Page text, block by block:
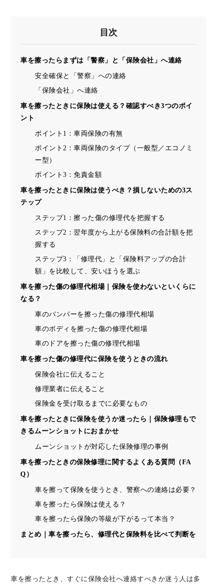
目次
車を擦ったらまずは「警察」と「保険会社」へ連絡
安全確保と「警察」への連絡
「保険会社」へ連絡
車を擦ったときに保険は使える？確認すべき3つのポイ
ント
ポイント1：車両保険の有無
ポイント2：車両保険のタイプ（一般型／エコノミ
ー型）
ポイント3：免責金額
車を擦ったときに保険は使うべき？損しないための3ス
テップ
ステップ1：擦った傷の修理代を把握する
ステップ2：翌年度から上がる保険料の合計額を把
握する
ステップ3：「修理代」と「保険料アップの合計
額」を比較して、安いほうを選ぶ
車を擦った傷の修理代相場｜保険を使わないといくらに
なる？
車のバンパーを擦った傷の修理代相場
車のボディを擦った傷の修理代相場
車のドアを擦った傷の修理代相場
車を擦った傷の修理代に保険を使うときの流れ
保険会社に伝えること
修理業者に伝えること
保険金を受け取るまでに必要なもの
車を擦ったときに保険を使うか迷ったら｜保険修理もで
きるムーンショットにおまかせ
ムーンショットが対応した保険修理の事例
車を擦ったときの保険修理に関するよくある質問（FA
Q）
車を擦って保険を使うとき、警察への連絡は必要？
車を擦ったら保険は使える？
車を擦ったら保険の等級が下がるって本当？
まとめ｜車を擦ったら、修理代と保険料を比べて判断を
車を擦ったとき、すぐに保険会社へ連絡すべきか迷う人は多